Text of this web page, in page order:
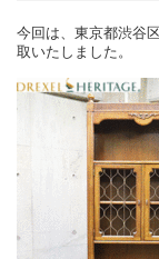
今回は、東京都渋谷
取いたしました。